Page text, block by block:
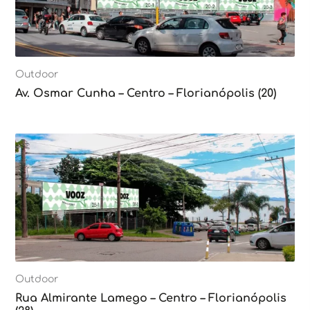
Outdoor
Av. Osmar Cunha – Centro – Florianópolis (20)
Outdoor
Rua Almirante Lamego – Centro – Florianópolis